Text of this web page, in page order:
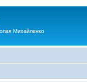
Михайленко